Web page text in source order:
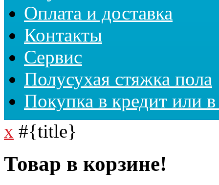
Оплата и доставка
Контакты
Сервис
Полусухая стяжка пола
Покупка в кредит или
x #{title}
Товар в корзине!